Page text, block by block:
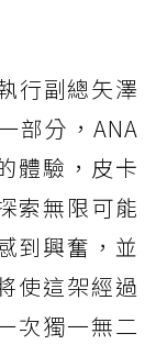
行副總矢澤
部分，ANA
體驗，皮卡
索無限可能
到興奮，並
使這架經過
次獨一無二